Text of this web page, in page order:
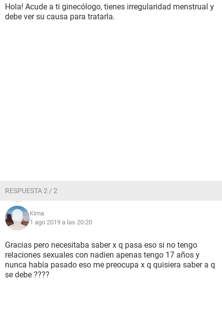
Hola! Acude a ti ginecólogo, tienes irregularidad menstrual y
debe ver su causa para tratarla.
RESPUESTA 2 / 2
Kima
1 ago 2019 a las 20:20
Gracias pero necesitaba saber x q pasa eso si no tengo
relaciones sexuales con nadien apenas tengo 17 años y
nunca había pasado eso me preocupa x q quisiera saber a q
se debe ????